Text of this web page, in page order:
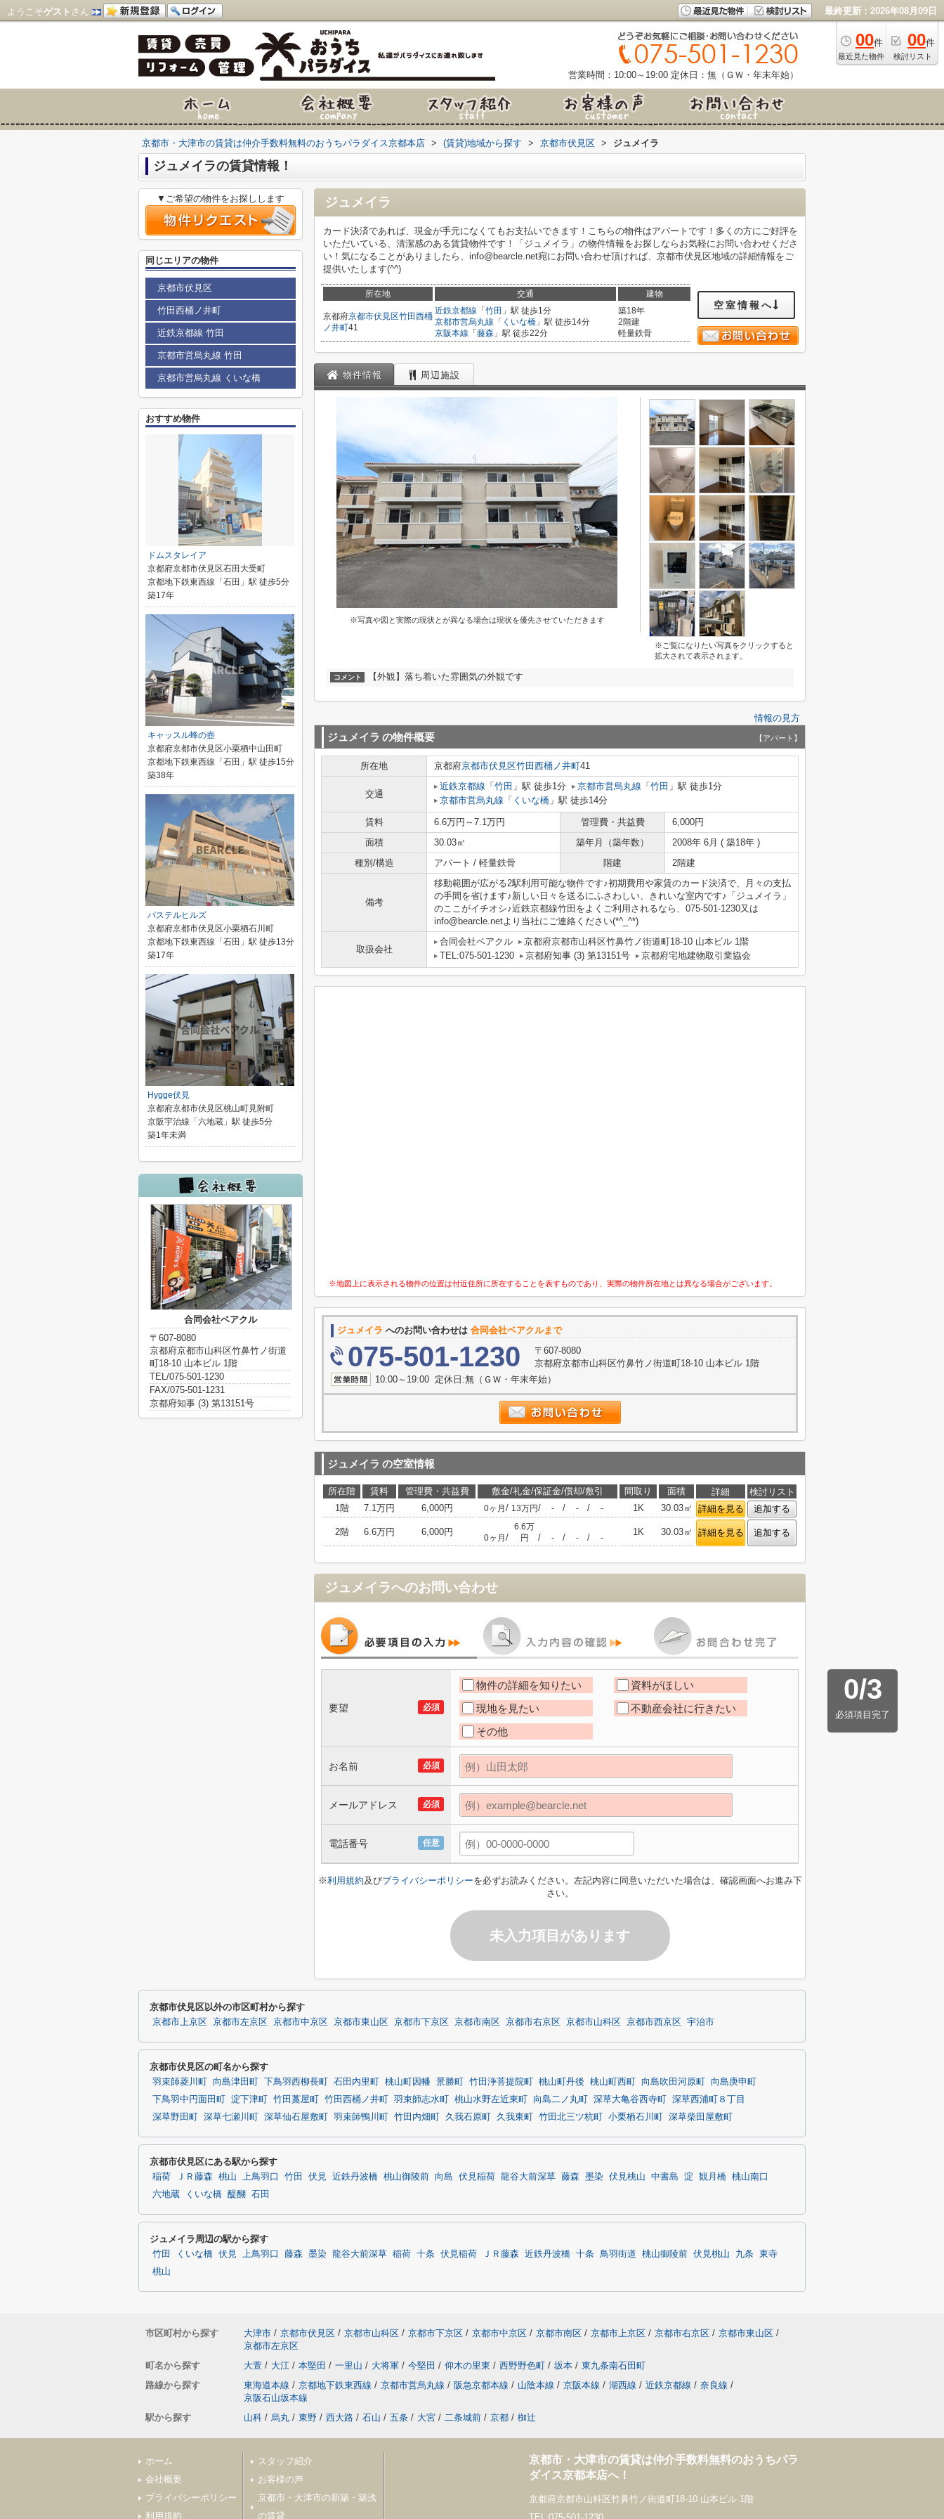
ようこそゲスト さん 最終更新：2026年08月09日
00件
最近見た物件
00件
検討リスト
営業時間：10:00～19:00 定休日：無（ＧＷ・年末年始）
京都市・大津市の賃貸は仲介手数料無料のおうちパラダイス京都本店 > (賃貸)地域から探す > 京都市伏見区 > ジュメイラ
ジュメイラの賃貸情報！
ジュメイラ
カード決済であれば、現金が手元になくてもお支払いできます！こちらの物件はアパートです！多くの方にご好評を
いただいている、清潔感のある賃貸物件です！「ジュメイラ」の物件情報をお探しならお気軽にお問い合わせくださ
い！気になることがありましたら、info@bearcle.net宛にお問い合わせ頂ければ、京都市伏見区地域の詳細情報をご
提供いたします(^^)
所在地 交通 建物
京都府京都市伏見区竹田西桶
ノ井町41
近鉄京都線 「 竹田 」駅 徒歩1分
京都市営烏丸線 「 くいな橋 」駅 徒歩14分
京阪本線 「 藤森 」駅 徒歩22分
築18年
2階建
軽量鉄骨
空室情報へ
物件情報 周辺施設
※写真や図と実際の現状とが異なる場合は現状を優先させていただきます
※ご覧になりたい写真をクリックすると
拡大されて表示されます。
コメント 【外観】落ち着いた雰囲気の外観です
情報の見方
ジュメイラ の物件概要 【アパート】
所在地 京都府京都市伏見区竹田西桶ノ井町41
交通
近鉄京都線 「 竹田 」駅 徒歩1分 京都市営烏丸線 「 竹田 」駅 徒歩1分
京都市営烏丸線 「 くいな橋 」駅 徒歩14分
賃料 6.6万円～7.1万円 管理費・共益費
6,000円
面積
30.03㎡ 築年月（築年数）
2008年 6月 ( 築18年 )
種別/構造
アパート / 軽量鉄骨 階建 2階建
備考
移動範囲が広がる2駅利用可能な物件です♪初期費用や家賃のカード決済で、月々の支払
の手間を省けます♪新しい日々を送るにふさわしい、きれいな室内です♪「ジュメイラ」
のここがイチオシ♪近鉄京都線竹田をよくご利用されるなら、075-501-1230又は
info@bearcle.netより当社にご連絡ください(*^_^*)
取扱会社
合同会社ベアクル
京都府京都市山科区竹鼻竹ノ街道町18-10 山本ビル 1階
TEL:075-501-1230
京都府知事 (3) 第13151号 京都府宅地建物取引業協会
※地図上に表示される物件の位置は付近住所に所在することを表すものであり、実際の物件所在地とは異なる場合がございます。
ジュメイラ へのお問い合わせは 合同会社ベアクルまで
075-501-1230
〒607-8080
京都府京都市山科区竹鼻竹ノ街道町18-10 山本ビル 1階
10:00～19:00 定休日:無（ＧＷ・年末年始）
ジュメイラ の空室情報
所在階 賃料 管理費・共益費 敷金/礼金/保証金/償却/敷引 間取り 面積 詳細
検討リスト
1階
7.1万円 6,000円 0ヶ月 / 13万円/ - / - / - 1K 30.03㎡ 詳細を見る 追加する
2階 6.6万円 6,000円
0ヶ月 /
6.6万
円
/ - / - / -
1K 30.03㎡ 詳細を見る 追加する
ジュメイラへのお問い合わせ
0/3
必須項目完了
必須
要望
物件の詳細を知りたい
資料がほしい
現地を見たい
不動産会社に行きたい
その他
必須
お名前
必須
メールアドレス
任意
電話番号
※利用規約及びプライバシーポリシーを必ずお読みください。左記内容に同意いただいた場合は、確認画面へお進み下
さい。
未入力項目があります
▼ご希望の物件をお探しします
同じエリアの物件
京都市伏見区
竹田西桶ノ井町
近鉄京都線 竹田
京都市営烏丸線 竹田
京都市営烏丸線 くいな橋
おすすめ物件
ドムスタレイア
京都府京都市伏見区石田大受町
京都地下鉄東西線「石田」駅 徒歩5分
築17年
キャッスル蜂の壺
京都府京都市伏見区小栗栖中山田町
京都地下鉄東西線「石田」駅 徒歩15分
築38年
パステルヒルズ
京都府京都市伏見区小栗栖石川町
京都地下鉄東西線「石田」駅 徒歩13分
築17年
Hygge伏見
京都府京都市伏見区桃山町見附町
京阪宇治線「六地蔵」駅 徒歩5分
築1年未満
合同会社ベアクル
〒607-8080
京都府京都市山科区竹鼻竹ノ街道
町18-10 山本ビル 1階
TEL/075-501-1230
FAX/075-501-1231
京都府知事 (3) 第13151号
京都市伏見区以外の市区町村から探す
京都市上京区 京都市左京区 京都市中京区 京都市東山区 京都市下京区 京都市南区 京都市右京区 京都市山科区 京都市西京区 宇治市
京都市伏見区の町名から探す
羽束師菱川町 向島津田町 下鳥羽西柳長町 石田内里町 桃山町因幡 景勝町 竹田浄菩提院町 桃山町丹後 桃山町西町 向島吹田河原町
向島庚申町
下鳥羽中円面田町
淀下津町 竹田藁屋町 竹田西桶ノ井町 羽束師志水町 桃山水野左近東町 向島二ノ丸町 深草大亀谷西寺町
深草西浦町８丁目
深草野田町
深草七瀬川町 深草仙石屋敷町 羽束師鴨川町 竹田内畑町 久我石原町 久我東町 竹田北三ツ杭町 小栗栖石川町 深草柴田屋敷町
京都市伏見区にある駅から探す
稲荷 ＪＲ藤森 桃山 上鳥羽口 竹田 伏見 近鉄丹波橋 桃山御陵前 向島 伏見稲荷 龍谷大前深草 藤森 墨染 伏見桃山 中書島 淀 観月橋 桃山南口
六地蔵
くいな橋 醍醐 石田
ジュメイラ周辺の駅から探す
竹田 くいな橋 伏見 上鳥羽口 藤森 墨染 龍谷大前深草 稲荷 十条 伏見稲荷 ＪＲ藤森 近鉄丹波橋 十条 鳥羽街道 桃山御陵前 伏見桃山 九条 東寺
桃山
市区町村から探す 大津市 / 京都市伏見区 / 京都市山科区 / 京都市下京区 / 京都市中京区 / 京都市南区 / 京都市上京区 / 京都市右京区 / 京都市東山区 /
京都市左京区
町名から探す
大萱 / 大江 / 本堅田 / 一里山 / 大将軍 / 今堅田 / 仰木の里東 / 西野野色町 / 坂本 / 東九条南石田町
路線から探す
東海道本線 / 京都地下鉄東西線 / 京都市営烏丸線 / 阪急京都本線 / 山陰本線 / 京阪本線 / 湖西線 / 近鉄京都線 / 奈良線 /
京阪石山坂本線
駅から探す
山科 / 烏丸 / 東野 / 西大路 / 石山 / 五条 / 大宮 / 二条城前 / 京都 / 椥辻
ホーム
会社概要
プライバシーポリシー
利用規約
スタッフ紹介
お客様の声
京都市・大津市の新築・築浅
の賃貸
京都市・大津市の賃貸は仲介手数料無料のおうちパラ
ダイス京都本店へ！
京都府京都市山科区竹鼻竹ノ街道町18-10 山本ビル 1階